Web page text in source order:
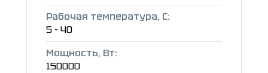
Рабочая температура, C:
5 - 40
Мощность, Вт:
150000